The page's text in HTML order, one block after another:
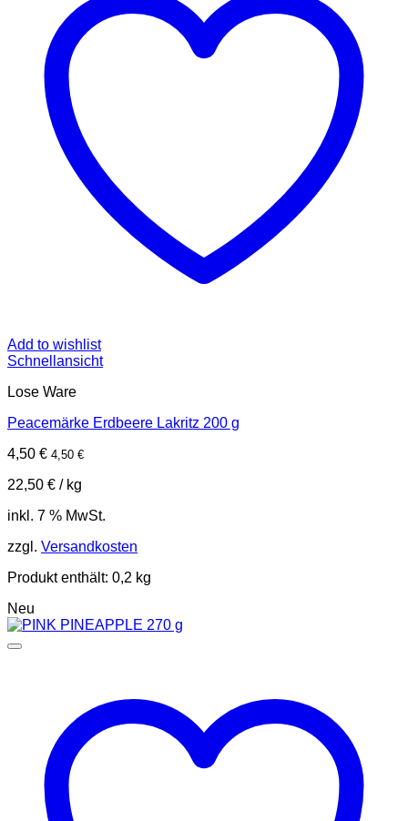
Add to wishlist
Schnellansicht
Lose Ware
Peacemärke Erdbeere Lakritz 200 g
4,50 € 4,50 €
22,50 € / kg
inkl. 7 % MwSt.
zzgl. Versandkosten
Produkt enthält: 0,2 kg
Neu